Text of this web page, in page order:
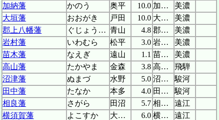
加納藩
かのう 奥平 10.0 加納城
美濃
大垣藩
おおがき 戸田 10.0 大垣城
美濃
郡上八幡藩
ぐじょうはちまん 青山 4.8 郡上八幡城
美濃
岩村藩
いわむら 松平 3.0 岩村城
美濃
苗木藩
なえぎ 遠山 1.1 苗木城
美濃
高山藩
たかやま 金森 3.8 高山城
飛騨
沼津藩
ぬまづ 水野 5.0 沼津城
駿河
田中藩
たなか 本多 4.0 田中城
駿河
相良藩
さがら 田沼 5.7 相良城
遠江
横須賀藩
よこすか 大須賀 6.0 横須賀城
遠江